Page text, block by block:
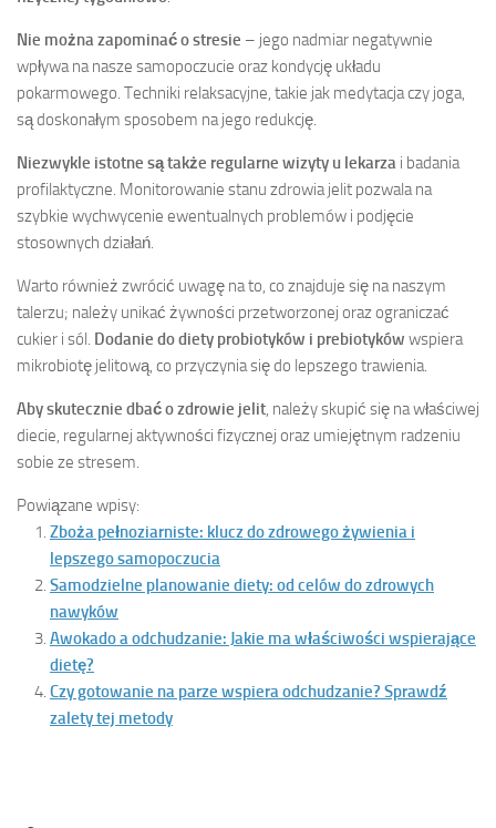
Nie można zapominać o stresie – jego nadmiar negatywnie
wpływa na nasze samopoczucie oraz kondycję układu
pokarmowego. Techniki relaksacyjne, takie jak medytacja czy joga,
są doskonałym sposobem na jego redukcję.
Niezwykle istotne są także regularne wizyty u lekarza i badania
profilaktyczne. Monitorowanie stanu zdrowia jelit pozwala na
szybkie wychwycenie ewentualnych problemów i podjęcie
stosownych działań.
Warto również zwrócić uwagę na to, co znajduje się na naszym
talerzu; należy unikać żywności przetworzonej oraz ograniczać
cukier i sól. Dodanie do diety probiotyków i prebiotyków wspiera
mikrobiotę jelitową, co przyczynia się do lepszego trawienia.
Aby skutecznie dbać o zdrowie jelit, należy skupić się na właściwej
diecie, regularnej aktywności fizycznej oraz umiejętnym radzeniu
sobie ze stresem.
Powiązane wpisy:
Zboża pełnoziarniste: klucz do zdrowego żywienia i
lepszego samopoczucia
Samodzielne planowanie diety: od celów do zdrowych
nawyków
Awokado a odchudzanie: Jakie ma właściwości wspierające
dietę?
Czy gotowanie na parze wspiera odchudzanie? Sprawdź
zalety tej metody